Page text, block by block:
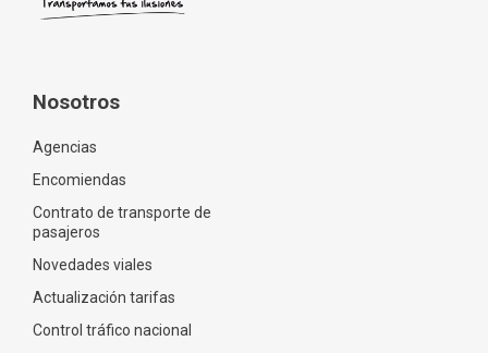
Nosotros
Agencias
Encomiendas
Contrato de transporte de
pasajeros
Novedades viales
Actualización tarifas
Control tráfico nacional